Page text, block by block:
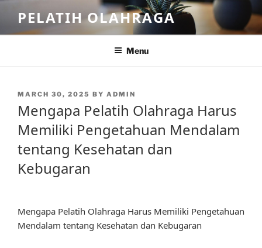
content
PELATIH OLAHRAGA
Menu
POSTED
MARCH 30, 2025 BY ADMIN
Mengapa Pelatih Olahraga Harus
Memiliki Pengetahuan Mendalam
tentang Kesehatan dan
Kebugaran
Mengapa Pelatih Olahraga Harus Memiliki Pengetahuan
Mendalam tentang Kesehatan dan Kebugaran